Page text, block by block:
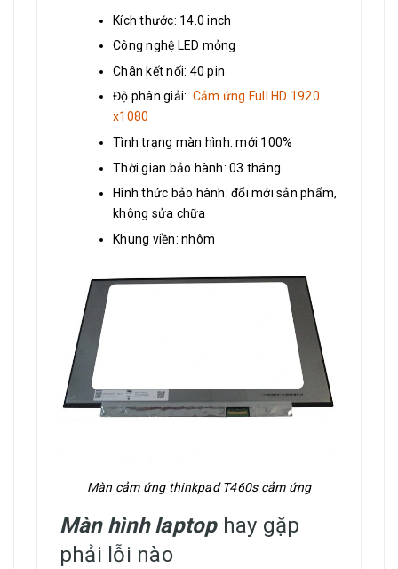
Kích thước: 14.0 inch
Công nghệ LED mỏng
Chân kết nối: 40 pin
Độ phân giải: Cảm ứng Full HD 1920
x1080
Tình trạng màn hình: mới 100%
Thời gian bảo hành: 03 tháng
Hình thức bảo hành: đổi mới sản phẩm,
không sửa chữa
Khung viền: nhôm
Màn cảm ứng thinkpad T460s cảm ứng
Màn hình laptophay gặp
phải lỗi nào